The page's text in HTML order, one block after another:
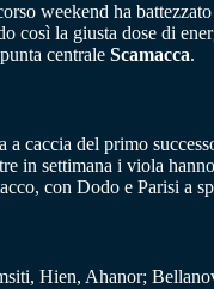
weekend ha
così la giusta dose di
centrale Scamacca.
a caccia del primo
in settimana i viola
con Dodo e Parisi a
Hien, Ahanor;